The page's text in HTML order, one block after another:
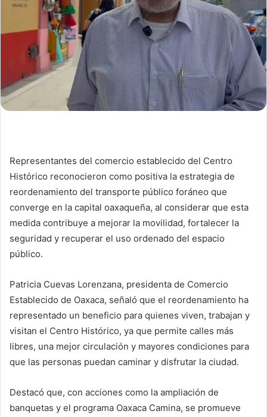
Representantes del comercio establecido del Centro
Histórico reconocieron como positiva la estrategia de
reordenamiento del transporte público foráneo que
converge en la capital oaxaqueña, al considerar que esta
medida contribuye a mejorar la movilidad, fortalecer la
seguridad y recuperar el uso ordenado del espacio
público.
Patricia Cuevas Lorenzana, presidenta de Comercio
Establecido de Oaxaca, señaló que el reordenamiento ha
representado un beneficio para quienes viven, trabajan y
visitan el Centro Histórico, ya que permite calles más
libres, una mejor circulación y mayores condiciones para
que las personas puedan caminar y disfrutar la ciudad.
Destacó que, con acciones como la ampliación de
banquetas y el programa Oaxaca Camina, se promueve